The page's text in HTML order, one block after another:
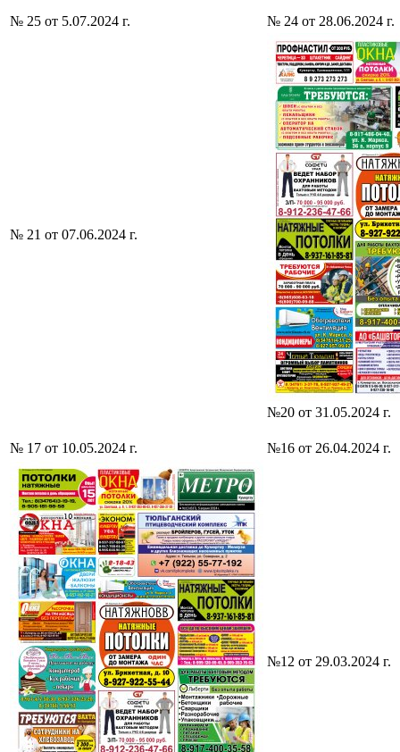
№ 25 от 5.07.2024 г. № 24 от 28.06.2024 г.
№ 21 от 07.06.2024 г.
№20 от 31.05.2024 г.
№ 17 от 10.05.2024 г. №16 от 26.04.2024 г.
№12 от 29.03.2024 г.